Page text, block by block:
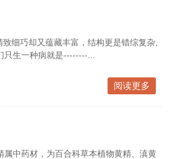
细巧却又蕴藏丰富，结构更是错综复杂,
生一种病就是--------...
阅读更多
中药材，为百合科草本植物黄精、滇黄